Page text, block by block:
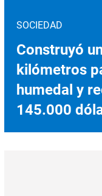
SOCIEDAD
Construyó
kilómetros
humedal y
145.000